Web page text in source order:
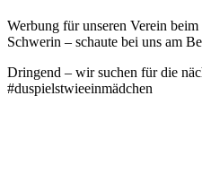
Werbung für unseren Verein
Schwerin – schaute bei uns am
Dringend – wir suchen für die
#duspielstwieeinmädchen